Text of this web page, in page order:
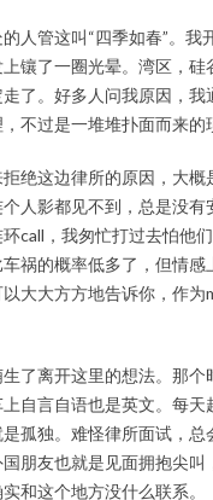
人管这叫“四季如春”。
镶了一圈光晕。湾区，
了。好多人问我原因，
不过是一堆堆扑面而来的
绝这边律所的原因，大
人影都见不到，总是没
call，我匆忙打过去怕他
祸的概率低多了，但情
大大方方地告诉你，作
了离开这里的想法。那
自言自语也是英文。每
孤独。难怪律所面试，
朋友也就是见面拥抱尖
和这个地方没什么联系。